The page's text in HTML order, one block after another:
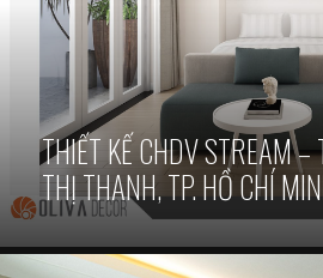
THIẾT KẾ CHDV STREAM –
THỊ THANH, TP. HỒ CHÍ